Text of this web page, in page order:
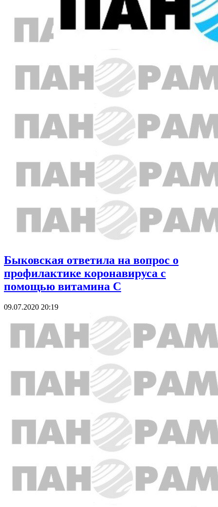
Быковская ответила на вопрос о
профилактике коронавируса с
помощью витамина С
09.07.2020 20:19